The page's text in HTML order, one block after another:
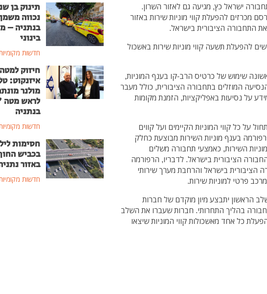
ישראל כץ, מגיעה גם לאזור השרון.
מכרזים להפעלת קווי מוניות שירות באזור
התחבורה הציבורית בישראל.
להפעלת תשעה קווי מוניות שירות באשכול
שימוש של כרטיס הרב-קו בענף המוניות,
המוזלים בתחבורה הציבורית, כולל מעבר
על נסיעות באפליקציות, הזמנת מקומות
על כל קווי המוניות הקיימים ועל קווים
בענף מוניות השירות מבוצעת כחלק
השירות, כאמצעי תחבורה משלים
הציבורית בישראל. לדבריו, הרפורמה
הציבורית בישראל והרחבת מערך שירותי
פרטי למוניות שירות.
הראשון יתבצע מיון מוקדם של חברות
בהליך התחרותי. חברות שעברו את השלב
כל אחד מאשכולות קווי המוניות שיצאו
תינוק בן
נכווה
בנתניה –
בינוני
חדשות
חיזוק למטה
איזנקוט:
מולנר
לראש
בנתניה
חדשות
חסימות
בכביש
באזור
חדשות